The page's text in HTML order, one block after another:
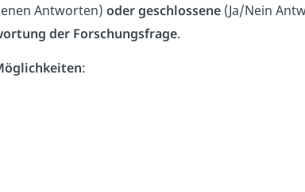
Antworten) oder geschlossene(Ja/Nein
der Forschungsfrage.
: